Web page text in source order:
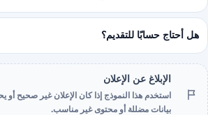
هل أحتاج حسابًا للتقديم؟
الإبلاغ عن الإعلان
استخدم هذا النموذج إذا كان الإعلان غير صحيح أو
بيانات مضللة أو محتوى غير مناسب.